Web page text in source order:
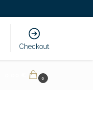
Checkout
0